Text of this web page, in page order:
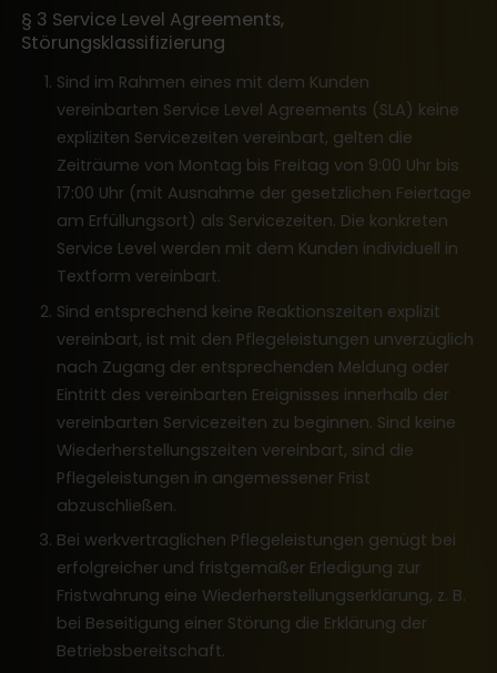
§ 3 Service Level Agreements,
Störungsklassifizierung
Sind im Rahmen eines mit dem Kunden
vereinbarten Service Level Agreements (SLA) keine
expliziten Servicezeiten vereinbart, gelten die
Zeiträume von Montag bis Freitag von 9:00 Uhr bis
17:00 Uhr (mit Ausnahme der gesetzlichen Feiertage
am Erfüllungsort) als Servicezeiten. Die konkreten
Service Level werden mit dem Kunden individuell in
Textform vereinbart.
Sind entsprechend keine Reaktionszeiten explizit
vereinbart, ist mit den Pflegeleistungen unverzüglich
nach Zugang der entsprechenden Meldung oder
Eintritt des vereinbarten Ereignisses innerhalb der
vereinbarten Servicezeiten zu beginnen. Sind keine
Wiederherstellungszeiten vereinbart, sind die
Pflegeleistungen in angemessener Frist
abzuschließen.
Bei werkvertraglichen Pflegeleistungen genügt bei
erfolgreicher und fristgemäßer Erledigung zur
Fristwahrung eine Wiederherstellungserklärung, z. B.
bei Beseitigung einer Störung die Erklärung der
Betriebsbereitschaft.